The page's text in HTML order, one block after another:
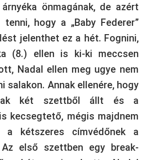
önmagának, de azért
hogy a „Baby Federer”
jelenthet ez a hét. Fognini,
(8.) ellen is ki-ki meccsen
Nadal ellen meg ugye nem
salakon. Annak ellenére, hogy
két szettből állt és a
kecsegtető, mégis majdnem
kétszeres címvédőnek a
Az első szettben egy break-